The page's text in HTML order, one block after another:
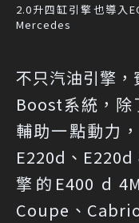
2.0升四缸引擎也導入
Mercedes
不只汽油引擎，
Boost系統，除
輔助一點動力
E220d、E220d
擎的E400 d
Coupe、